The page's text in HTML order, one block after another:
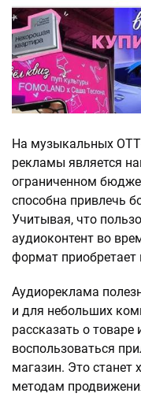
На музыкальных
рекламы является
ограниченном
способна привлечь
Учитывая, что
аудиоконтент во
формат
Аудиореклама
и для небольших
рассказать о товаре
воспользоваться
магазин. Это
методам